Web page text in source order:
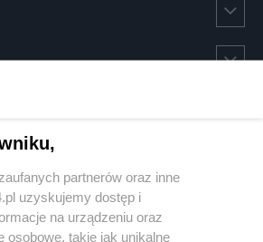
partnerów oraz inne
uzyskujemy dostęp i
na urządzeniu oraz
osobowe, takie jak unikalne